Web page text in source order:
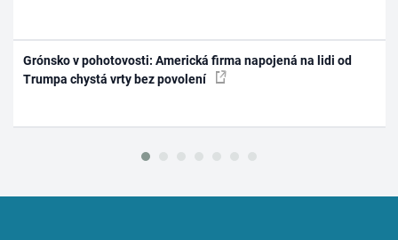
Grónsko v pohotovosti: Americká firma napojená na lidi od
Trumpa chystá vrty bez povolení